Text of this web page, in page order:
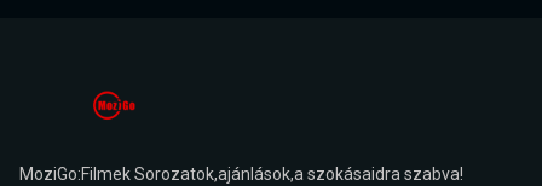
MoziGo:Filmek Sorozatok,ajánlások,a szokásaidra szabva!